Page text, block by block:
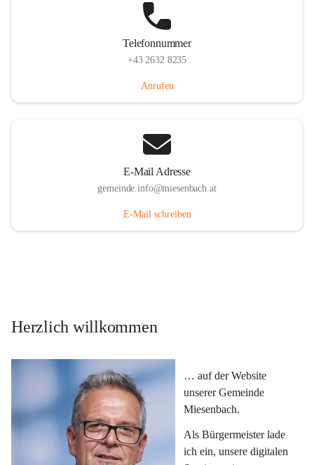
Telefonnummer
+43 2632 8235
Anrufen
E-Mail Adresse
gemeinde.info@miesenbach.at
E-Mail schreiben
Herzlich willkommen
… auf der Website
unserer Gemeinde
Miesenbach.
Als Bürgermeister lade
ich ein, unsere digitalen